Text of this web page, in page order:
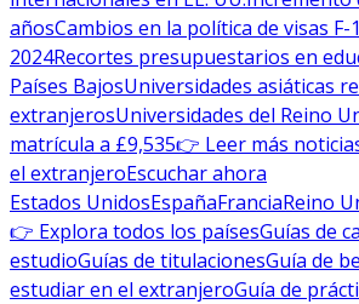
añosCambios en la política de visas F-
2024Recortes presupuestarios en
Países BajosUniversidades asiáticas
extranjerosUniversidades del Reino
matrícula a £9,535👉 Leer más
el extranjeroEscuchar ahora
Estados UnidosEspañaFranciaReino
👉 Explora todos los paísesGuías de
estudioGuías de titulacionesGuía de
estudiar en el extranjeroGuía de